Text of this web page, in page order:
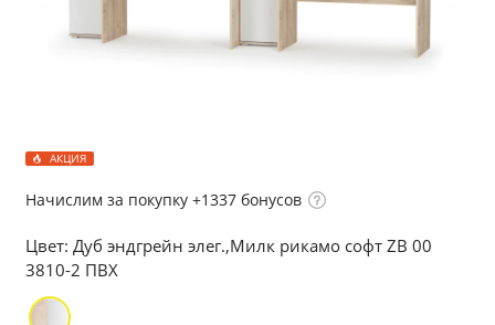
АКЦИЯ
Начислим за покупку +1337 бонусов
Цвет: Дуб эндгрейн элег.,Милк рикамо софт ZB 00
3810-2 ПВХ